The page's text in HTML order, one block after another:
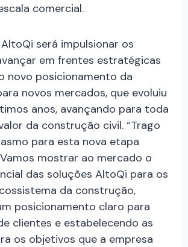
comercial.
será impulsionar os
em frentes estratégicas
novo posicionamento da
novos mercados, que evoluiu
anos, avançando para toda
da construção civil. “Trago
para esta nova etapa
mostrar ao mercado o
das soluções AltoQi para os
da construção,
posicionamento claro para
clientes e estabelecendo as
os objetivos que a empresa